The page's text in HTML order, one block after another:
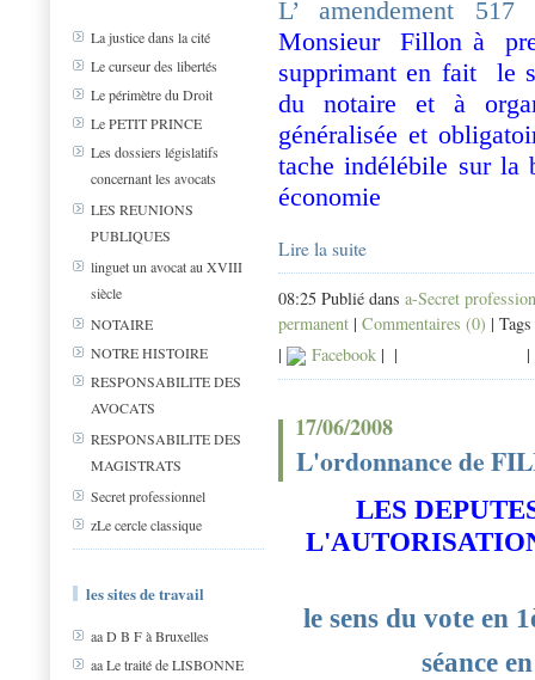
La justice dans la cité
Le curseur des libertés
Le périmètre du Droit
Le PETIT PRINCE
Les dossiers législatifs
concernant les avocats
LES REUNIONS
PUBLIQUES
linguet un avocat au XVIII
siècle
NOTAIRE
NOTRE HISTOIRE
RESPONSABILITE DES
AVOCATS
RESPONSABILITE DES
MAGISTRATS
Secret professionnel
zLe cercle classique
les sites de travail
aa D B F à Bruxelles
aa Le traité de LISBONNE
L’ amendement 517
Monsieur Fillon à
supprimant en fait
le
du notaire et à
généralisée et
tache indélébile sur la
économie
Lire la suite
08:25 Publié dans a-Secret
permanent | Commentaires (0) |
|
Facebook | | |
17/06/2008
L'ordonnance de
LES
le sens du vote en
séance